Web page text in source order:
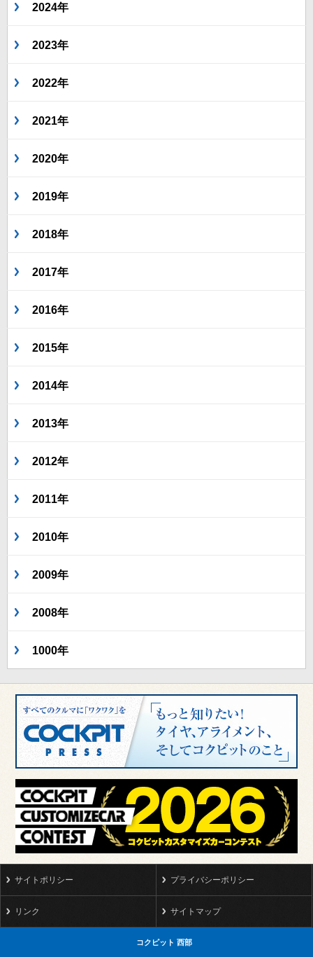
2024年
2023年
2022年
2021年
2020年
2019年
2018年
2017年
2016年
2015年
2014年
2013年
2012年
2011年
2010年
2009年
2008年
1000年
サイトポリシー プライバシーポリシー
リンク サイトマップ
コクピット 西部